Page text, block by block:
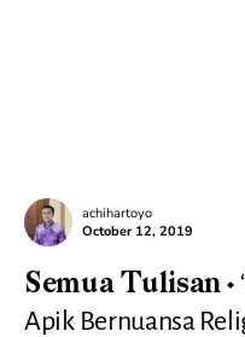
achihartoyo
October 12, 2019
Semua Tulisan
Apik Bernuansa